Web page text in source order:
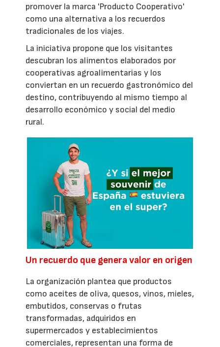
promover la marca 'Producto Cooperativo'
como una alternativa a los recuerdos
tradicionales de los viajes.
La iniciativa propone que los visitantes
descubran los alimentos elaborados por
cooperativas agroalimentarias y los
conviertan en un recuerdo gastronómico del
destino, contribuyendo al mismo tiempo al
desarrollo económico y social del medio
rural.
Un recuerdo que genera valor en origen
La organización plantea que productos
como aceites de oliva, quesos, vinos, mieles,
embutidos, conservas o frutas
transformadas, adquiridos en
supermercados y establecimientos
comerciales, representan una forma de